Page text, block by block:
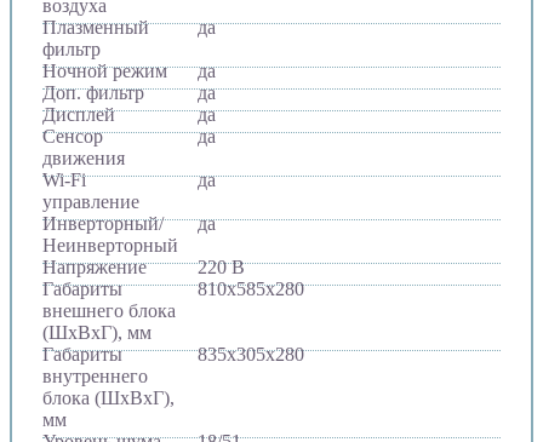
воздуха
Плазменный
фильтр
да
Ночной режим
да
Доп. фильтр
да
Дисплей
да
Сенсор
движения
да
Wi-Fi
управление
да
Инверторный/
Неинверторный
да
Напряжение
220 В
Габариты
внешнего блока
(ШхВхГ), мм
810х585х280
Габариты
внутреннего
блока (ШхВхГ),
мм
835х305х280